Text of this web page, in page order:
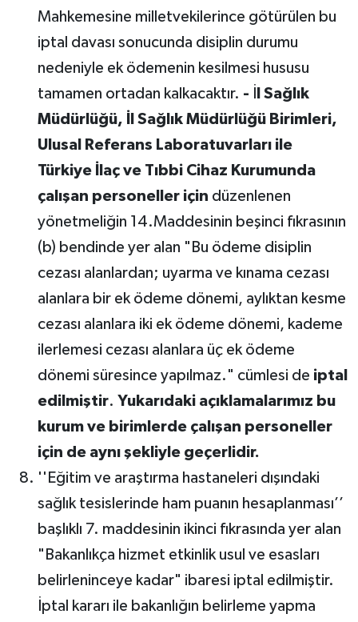
Mahkemesine milletvekilerince götürülen bu
iptal davası sonucunda disiplin durumu
nedeniyle ek ödemenin kesilmesi hususu
tamamen ortadan kalkacaktır. -
l Sağlık
Müdürlüğü, İl Sağlık Müdürlüğü Birimleri,
Ulusal Referans Laboratuvarları ile
Türkiye İlaç ve Tıbbi Cihaz Kurumunda
çalışan personeller için düzenlenen
yönetmeliğin 14.Maddesinin beşinci fıkrasının
(b) bendinde yer alan "Bu ödeme disiplin
cezası alanlardan; uyarma ve kınama cezası
alanlara bir ek ödeme dönemi, aylıktan kesme
cezası alanlara iki ek ödeme dönemi, kademe
ilerlemesi cezası alanlara üç ek ödeme
dönemi süresince yapılmaz." cümlesi de iptal
edilmiştir. Yukarıdaki açıklamalarımız bu
kurum ve birimlerde çalışan personeller
için de aynı şekliyle geçerlidir.
''Eğitim ve araştırma hastaneleri dışındaki
sağlık tesislerinde ham puanın hesaplanması’’
başlıklı 7. maddesinin ikinci fıkrasında yer alan
"Bakanlıkça hizmet etkinlik usul ve esasları
belirleninceye kadar" ibaresi iptal edilmiştir.
İptal kararı ile bakanlığın belirleme yapma